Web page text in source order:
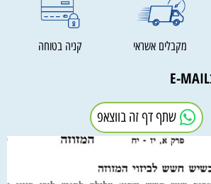
מקבלים אשראי קניה בטוחה
שתף דף זה בווצאפ